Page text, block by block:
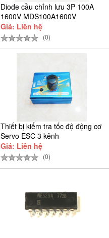
Diode cầu chỉnh lưu 3P 100A
1600V MDS100A1600V
Giá: Liên hệ
(0)
Thiết bị kiểm tra tốc độ động cơ
Servo ESC 3 kênh
Giá: Liên hệ
(0)